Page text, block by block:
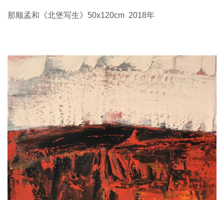
那顺孟和《北堡写生》50x120cm 2018年